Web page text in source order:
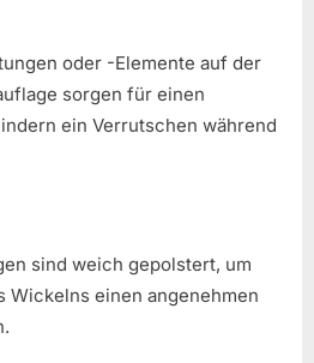
oder -Elemente auf der
sorgen für einen
ein Verrutschen während
sind weich gepolstert, um
Wickelns einen angenehmen